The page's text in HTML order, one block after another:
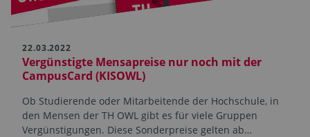
22.03.2022
Vergünstigte Mensapreise nur noch mit der
CampusCard (KISOWL)
Ob Studierende oder Mitarbeitende der Hochschule, in
den Mensen der TH OWL gibt es für viele Gruppen
Vergünstigungen. Diese Sonderpreise gelten ab…